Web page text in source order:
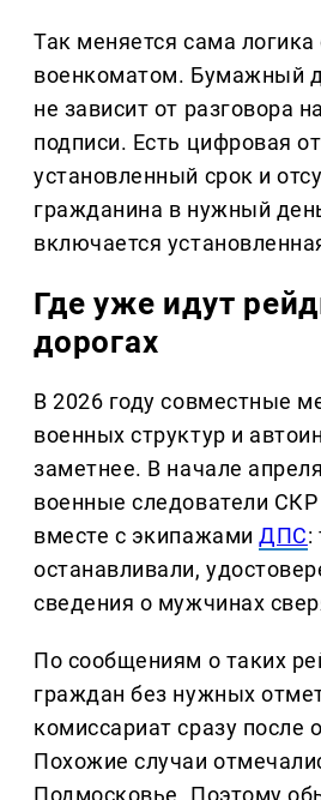
Так меняется сама
военкоматом. Бумажный
не зависит от разговора
подписи. Есть цифровая
установленный срок и
гражданина в нужный
включается
Где уже идут
дорогах
В 2026 году совместные
военных структур и
заметнее. В начале
военные следователи СКР
вместе с экипажамиДПС:
останавливали,
сведения о мужчинах
По сообщениям о таких
граждан без нужных
комиссариат сразу после
Похожие случаи